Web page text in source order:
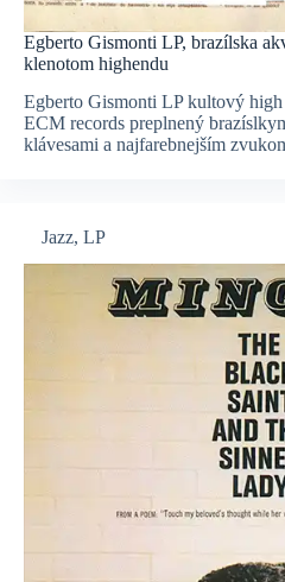
Egberto Gismonti LP, brazílska
klenotom highendu
Egberto Gismonti LP kultový
ECM records preplnený
klávesami a najfarebnejším
Jazz, LP